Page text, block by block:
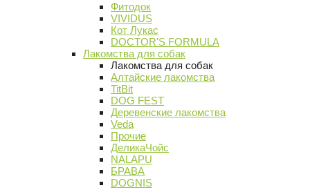
Фитодок
VIVIDUS
Кот Лукас
DOCTOR'S FORMULA
Лакомства для собак
Лакомства для собак
Алтайские лакомства
TitBit
DOG FEST
Деревенские лакомства
Veda
Прочие
ДеликаЧойс
NALAPU
БРАВА
DOGNIS